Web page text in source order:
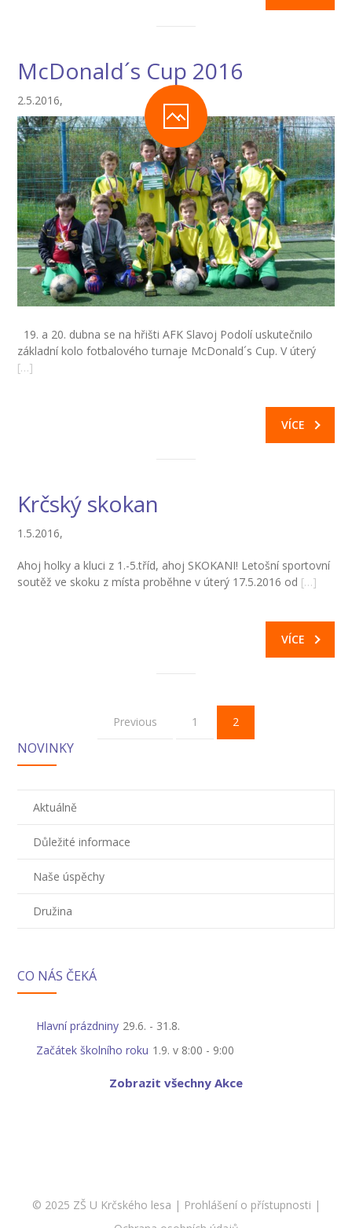
-- Inspekční zpráva
Družina
-- O školní družině
-- Informace
-- Vnitřní řád školní družiny
Jídelna
-- O školní jídelně
-- Objednávky a odhlašování obědů
Pro rodiče
-- Školská rada
GDPR
McDonald´s Cup 2016
2.5.2016,
19. a 20. dubna se na hřišti AFK Slavoj Podolí uskutečnilo
základní kolo fotbalového turnaje McDonald´s Cup. V úterý
[…]
VÍCE
Krčský skokan
1.5.2016,
Ahoj holky a kluci z 1.-5.tříd, ahoj SKOKANI! Letošní sportovní
soutěž ve skoku z místa proběhne v úterý 17.5.2016 od […]
VÍCE
Previous 1 2
NOVINKY
Aktuálně
Důležité informace
Naše úspěchy
Družina
CO NÁS ČEKÁ
Hlavní prázdniny 29.6. - 31.8.
Začátek školního roku 1.9. v 8:00 - 9:00
Zobrazit všechny Akce
© 2025 ZŠ U Krčského lesa | Prohlášení o přístupnosti |